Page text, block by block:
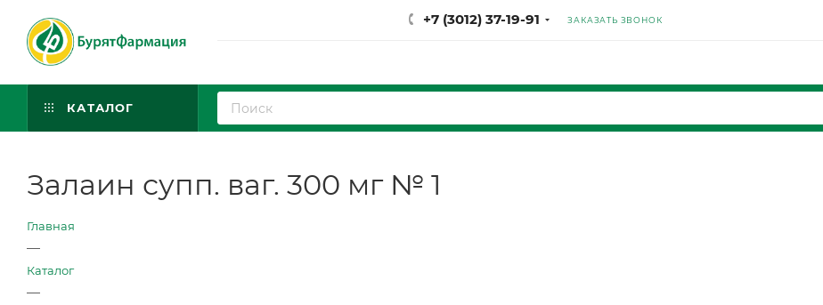
+7 (3012) 37-19-91 ЗАКАЗАТЬ ЗВОНОК
КАТАЛОГ
Залаин супп. ваг. 300 мг № 1
Главная
—
Каталог
—